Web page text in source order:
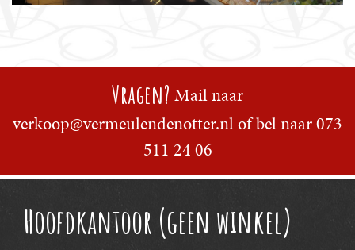
Vragen? Mail naar
verkoop@vermeulendenotter.nlof bel naar073
511 24 06
Hoofdkantoor (geen winkel)